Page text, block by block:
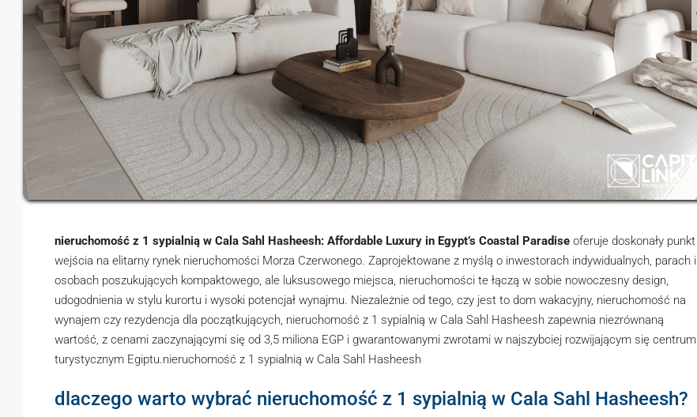
nieruchomość z 1 sypialnią w Cala Sahl Hasheesh: Affordable Luxury in Egypt’s Coastal Paradise oferuje doskonały punkt
wejścia na elitarny rynek nieruchomości Morza Czerwonego. Zaprojektowane z myślą o inwestorach indywidualnych, parach i
osobach poszukujących kompaktowego, ale luksusowego miejsca, nieruchomości te łączą w sobie nowoczesny design,
udogodnienia w stylu kurortu i wysoki potencjał wynajmu. Niezależnie od tego, czy jest to dom wakacyjny, nieruchomość na
wynajem czy rezydencja dla początkujących, nieruchomość z 1 sypialnią w Cala Sahl Hasheesh zapewnia niezrównaną
wartość, z cenami zaczynającymi się od 3,5 miliona EGP i gwarantowanymi zwrotami w najszybciej rozwijającym się centrum
turystycznym Egiptu.nieruchomość z 1 sypialnią w Cala Sahl Hasheesh
dlaczego warto wybrać nieruchomość z 1 sypialnią w Cala Sahl Hasheesh?